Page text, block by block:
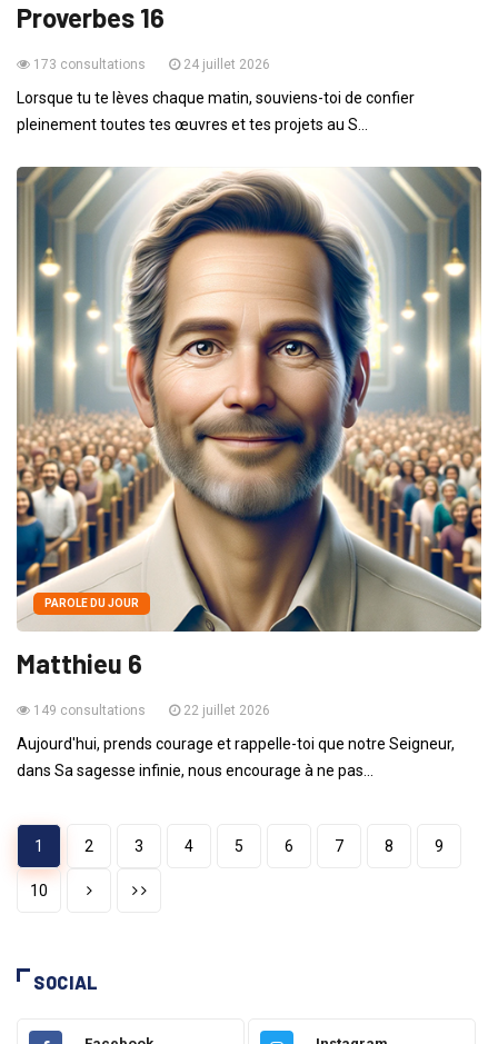
Proverbes 16
173 consultations 24 juillet 2026
Lorsque tu te lèves chaque matin, souviens-toi de confier
pleinement toutes tes œuvres et tes projets au S...
PAROLE DU JOUR
Matthieu 6
149 consultations 22 juillet 2026
Aujourd'hui, prends courage et rappelle-toi que notre Seigneur,
dans Sa sagesse infinie, nous encourage à ne pas...
1 2 3 4 5 6 7 8 9
10
SOCIAL